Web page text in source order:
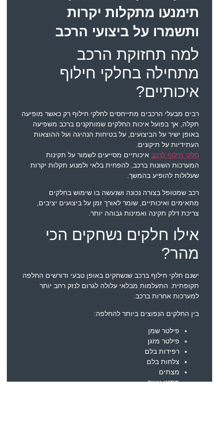
תימנעו מתקלות יקרות
ותשמרו על ביצועי הרכב
למה תחזוקת הרכב
מתחילה בחלקי חילוף
איכותיים?
רבים מבעלי הרכבים מתייחסים לחלקי חילוף רק כאשר מופיעה
תקלה, אך בפועל איכות החלקים שמותקנים ברכב משפיעה
באופן ישיר על הביצועים, על בטיחות הנהיגה ועל ההוצאות
העתידיות על תיקונים.
חלקי חילוף לרכב איכותיים מסייעים לשמור על תקינות
המערכות השונות ברכב, להפחית בלאי ולמנוע תקלות יקרות
שעלולות להופיע בהמשך.
רכב שמטופל בצורה נכונה ושנעשה בו שימוש בחלקים
מתאימים ואיכותיים, שומר לאורך זמן על ביצועים יציבים,
צריכת דלק תקינה ואמינות גבוהה יותר.
אילו חלקים נשחקים הכי
מהר?
ישנם חלקי חילוף ברכב שנשחקים באופן טבעי ודורשים החלפה
תקופתית. התעלמות מבלאי עלולה לגרום לנזק רחב יותר
למערכות אחרות ברכב.
בין החלקים הנפוצים ביותר להחלפה:
פילטר שמן
פילטר מזגן
רפידות בלם
צלחות בלם
מצתים
מסנני אוויר